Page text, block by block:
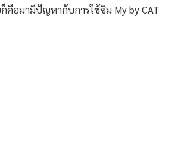
อมามีปัญหากับการใช้ซิม My by CAT